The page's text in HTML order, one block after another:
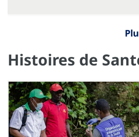
Histoires de